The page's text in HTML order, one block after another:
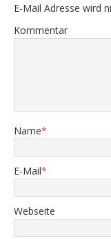
E-Mail Adresse wird
Kommentar
Name*
E-Mail*
Webseite